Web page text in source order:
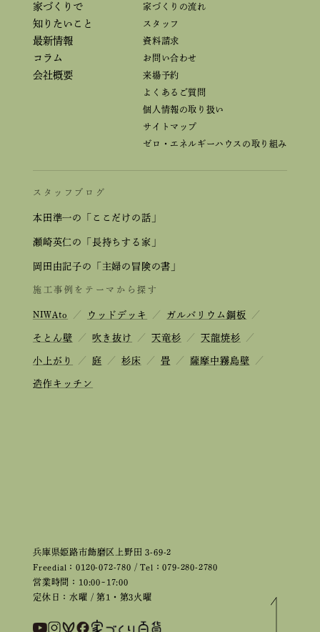
兵庫県姫路市飾磨区上野田 3-69-2
Freedial：0120-072-780 / Tel：079-280-2780
営業時間：10:00~17:00
定休日：水曜 / 第1・第3火曜
家づくりで
知りたいこと
最新情報
コラム
会社概要
家づくりの流れ
スタッフ
資料請求
お問い合わせ
来場予約
よくあるご質問
個人情報の取り扱い
サイトマップ
ゼロ・エネルギーハウスの取り組み
スタッフブログ
本田準一の「ここだけの話」
瀬崎英仁の「長持ちする家」
岡田由記子の「主婦の冒険の書」
施工事例をテーマから探す
NIWAto ／ ウッドデッキ ／ ガルバリウム鋼板 ／
そとん壁 ／ 吹き抜け ／ 天竜杉 ／ 天龍焼杉 ／
小上がり ／ 庭 ／ 杉床 ／ 畳 ／ 薩摩中霧島壁 ／
造作キッチン